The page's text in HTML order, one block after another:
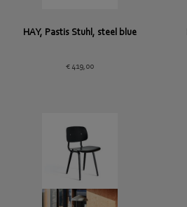
HAY, Pastis Stuhl, steel blue
€419,00